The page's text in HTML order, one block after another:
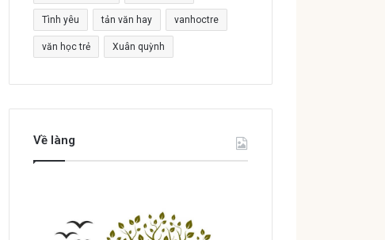
Tình yêu tản văn hay vanhoctre
văn học trẻ Xuân quỳnh
Về làng